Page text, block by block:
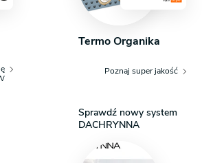
Termo Organika
Poznaj super jakość
Sprawdź nowy system
DACHRYNNA